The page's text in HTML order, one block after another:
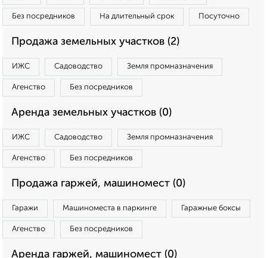
Без посредников На длительный срок Посуточно
Продажа земельных участков (2)
ИЖС Садоводство Земля промназначения
Агенство Без посредников
Аренда земельных участков (0)
ИЖС Садоводство Земля промназначения
Агенство Без посредников
Продажа гаржей, машиномест (0)
Гаражи Машиноместа в паркинге Гаражные боксы
Агенство Без посредников
Аренда гаржей, машиномест (0)